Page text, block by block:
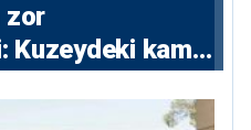
zor
Kuzeydeki kamu